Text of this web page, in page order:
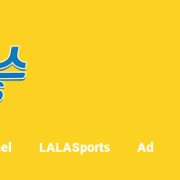
LALASports Ad